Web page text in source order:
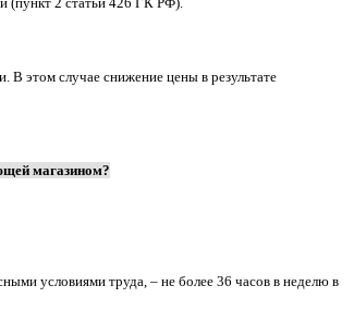
В этом случае снижение цены в результате
магазином?
условиями труда, – не более 36 часов в неделю в